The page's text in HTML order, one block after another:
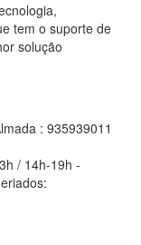
tem o suporte de
solução
: 935939011
/ 14h-19h -